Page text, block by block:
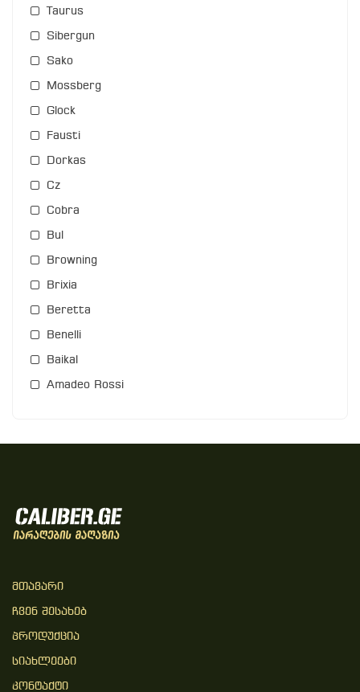
Taurus
Sibergun
Sako
Mossberg
Glock
Fausti
Dorkas
Cz
Cobra
Bul
Browning
Brixia
Beretta
Benelli
Baikal
Amadeo Rossi
Მთავარი
Ჩვენ Შესახებ
Პროდუქცია
Სიახლეები
Კონტაქტი